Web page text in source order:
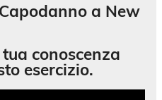
a New
conoscenza
esercizio.